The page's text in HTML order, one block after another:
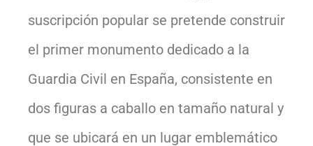
suscripción popular se pretende construir
el primer monumento dedicado a la
Guardia Civil en España, consistente en
dos figuras a caballo en tamaño natural y
que se ubicará en un lugar emblemático